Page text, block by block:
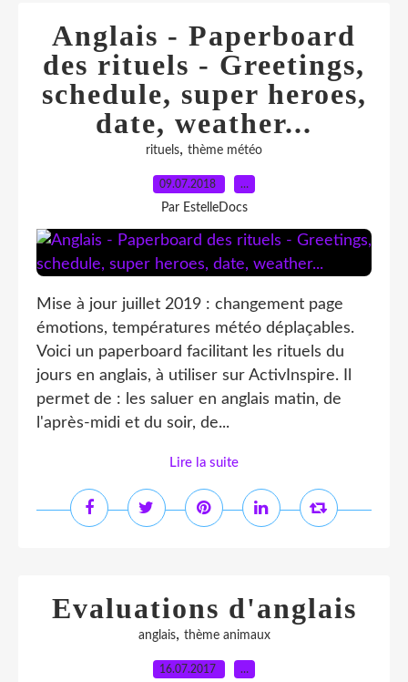
Anglais - Paperboard
des rituels - Greetings,
schedule, super heroes,
date, weather...
rituels, thème météo
09.07.2018 …
Par EstelleDocs
Mise à jour juillet 2019 : changement page
émotions, températures météo déplaçables.
Voici un paperboard facilitant les rituels du
jours en anglais, à utiliser sur ActivInspire. Il
permet de : les saluer en anglais matin, de
l'après-midi et du soir, de...
Lire la suite
Evaluations d'anglais
anglais, thème animaux
16.07.2017 …